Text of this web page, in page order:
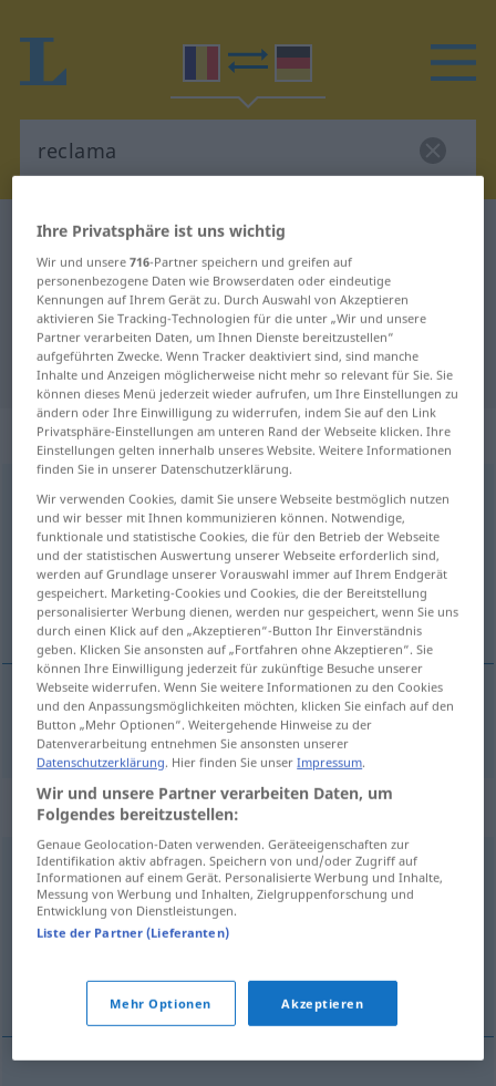
Rumänisch-Deutsch Wörterbuch
Rumänisch-Deutsch Übersetzung
für "reclama"
"reclama" Deutsch Übersetzung
„reclama“: verb tranzitiv
reclamav/t
Übersicht aller Übersetzungen
(Für mehr Details die Übersetzung anklicken/antippen)
zurückfordern
zurückfordern reclama
„reclama“: verb intranzitiv
reclamav/i
Übersicht aller Übersetzungen
(Für mehr Details die Übersetzung anklicken/antippen)
reklamieren, sich beschweren
Ihre Privatsphäre ist uns wichtig
Wir und unsere716-Partner speichern und greifen auf
personenbezogene Daten wie Browserdaten oder eindeutige
Kennungen auf Ihrem Gerät zu. Durch Auswahl von Akzeptieren
aktivieren Sie Tracking-Technologien für die unter „Wir und unsere
Partner verarbeiten Daten, um Ihnen Dienste bereitzustellen“
aufgeführten Zwecke. Wenn Tracker deaktiviert sind, sind manche
Inhalte und Anzeigen möglicherweise nicht mehr so relevant für Sie. Sie
können dieses Menü jederzeit wieder aufrufen, um Ihre Einstellungen zu
ändern oder Ihre Einwilligung zu widerrufen, indem Sie auf den Link
Privatsphäre-Einstellungen am unteren Rand der Webseite klicken. Ihre
Einstellungen gelten innerhalb unseres Website. Weitere Informationen
finden Sie in unserer Datenschutzerklärung.
Wir verwenden Cookies, damit Sie unsere Webseite bestmöglich nutzen
und wir besser mit Ihnen kommunizieren können. Notwendige,
funktionale und statistische Cookies, die für den Betrieb der Webseite
und der statistischen Auswertung unserer Webseite erforderlich sind,
werden auf Grundlage unserer Vorauswahl immer auf Ihrem Endgerät
gespeichert. Marketing-Cookies und Cookies, die der Bereitstellung
personalisierter Werbung dienen, werden nur gespeichert, wenn Sie uns
durch einen Klick auf den „Akzeptieren“-Button Ihr Einverständnis
geben. Klicken Sie ansonsten auf „Fortfahren ohne Akzeptieren“. Sie
können Ihre Einwilligung jederzeit für zukünftige Besuche unserer
Webseite widerrufen. Wenn Sie weitere Informationen zu den Cookies
und den Anpassungsmöglichkeiten möchten, klicken Sie einfach auf den
Button „Mehr Optionen“. Weitergehende Hinweise zu der
Datenverarbeitung entnehmen Sie ansonsten unserer
Datenschutzerklärung. Hier finden Sie unserImpressum.
Wir und unsere Partner verarbeiten Daten, um
Folgendes bereitzustellen:
Genaue Geolocation-Daten verwenden. Geräteeigenschaften zur
Identifikation aktiv abfragen. Speichern von und/oder Zugriff auf
Informationen auf einem Gerät. Personalisierte Werbung und Inhalte,
Messung von Werbung und Inhalten, Zielgruppenforschung und
Entwicklung von Dienstleistungen.
Liste der Partner (Lieferanten)
Mehr Optionen Akzeptieren